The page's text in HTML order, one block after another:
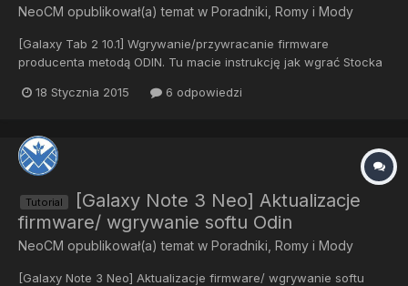
NeoCM opublikował(a) temat w Poradniki, Romy i Mody
[Galaxy Tab 2 10.1] Wgrywanie/przywracanie firmware
producenta metodą ODIN. Tu macie instrukcję jak wgrać Stocka
(niemodyfikowanego przez osoby trzecie) Wszelkie instrukcje
odpowiedzialności...
18 Stycznia 2015 6 odpowiedzi
Tutorial
[Galaxy Note 3 Neo] Aktualizacje
firmware/ wgrywanie softu Odin
NeoCM opublikował(a) temat w Poradniki, Romy i Mody
[Galaxy Note 3 Neo] Aktualizacje firmware/ wgrywanie softu